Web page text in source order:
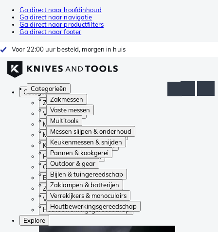
Ga direct naar hoofdinhoud
Ga direct naar navigatie
Ga direct naar productfilters
Ga direct naar footer
Voor 22:00 uur besteld, morgen in huis
Categorieën
Zakmessen
Vaste messen
Multitools
Messen slijpen & onderhoud
Keukenmessen & snijden
Pannen & kookgerei
Outdoor & gear
Bijlen & tuingereedschap
Zaklampen & batterijen
Verrekijkers & monoculairs
Houtbewerkingsgereedschap
Categorieën
Zakmessen
Vaste messen
Multitools
Messen slijpen & onderhoud
Keukenmessen & snijden
Pannen & kookgerei
Outdoor & gear
Bijlen & tuingereedschap
Zaklampen & batterijen
Verrekijkers & monoculairs
Houtbewerkingsgereedschap
Explore